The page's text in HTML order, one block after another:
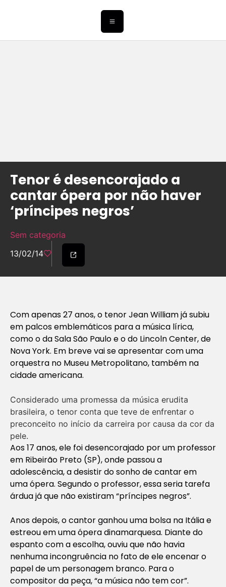
Tenor é desencorajado a
cantar ópera por não haver
‘príncipes negros’
Sem categoria
13/02/14
Com apenas 27 anos, o tenor Jean William já subiu
em palcos emblemáticos para a música lírica,
como o da Sala São Paulo e o do Lincoln Center, de
Nova York. Em breve vai se apresentar com uma
orquestra no Museu Metropolitano, também na
cidade americana.
Considerado uma promessa da música erudita
brasileira, o tenor conta que teve de enfrentar o
preconceito no início da carreira por causa da cor da
pele.
Aos 17 anos, ele foi desencorajado por um professor
em Ribeirão Preto (SP), onde passou a
adolescência, a desistir do sonho de cantar em
uma ópera. Segundo o professor, essa seria tarefa
árdua já que não existiram “príncipes negros”.
Anos depois, o cantor ganhou uma bolsa na Itália e
estreou em uma ópera dinamarquesa. Diante do
espanto com a escolha, ouviu que não havia
nenhuma incongruência no fato de ele encenar o
papel de um personagem branco. Para o
compositor da peça, “a música não tem cor”.